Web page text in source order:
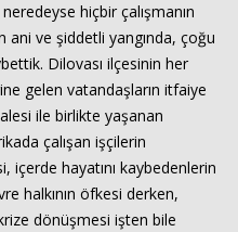
neredeyse hiçbir çalışmanın
ani ve şiddetli yangında, çoğu
Dilovası ilçesinin her
gelen vatandaşların itfaiye
ile birlikte yaşanan
çalışan işçilerin
içerde hayatını kaybedenlerin
halkının öfkesi derken,
dönüşmesi işten bile